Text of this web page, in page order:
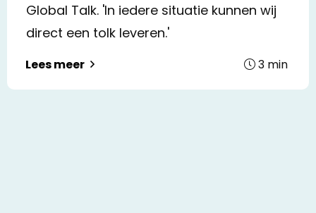
Global Talk. 'In iedere situatie kunnen wij
direct een tolk leveren.'
Lees meer 3 min